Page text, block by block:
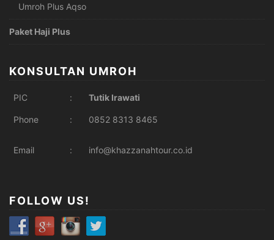
Umroh Plus Aqso
Paket Haji Plus
KONSULTAN UMROH
PIC : Tutik Irawati
Phone : 0852 8313 8465
Email : info@khazzanahtour.co.id
FOLLOW US!